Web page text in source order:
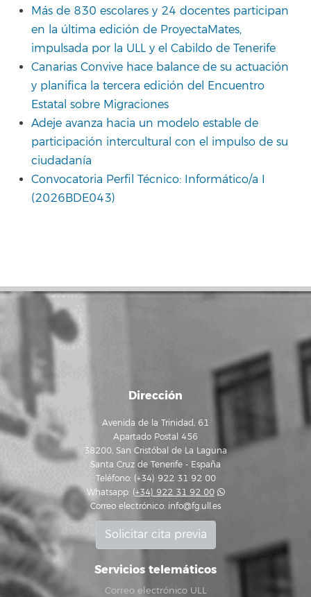
Más de 830 escolares y 24 docentes participan
en la última edición de ProyectaMates,
impulsada por la ULL y el Cabildo de Tenerife
Canarias Convive hace balance de su actuación
y planifica la tercera edición del Encuentro
Estatal sobre Migraciones
Adeje avanza hacia un modelo estable de
participación intercultural con el impulso de su
ciudadanía
Convocatoria Perfil Técnico: Informático/a I
(2026BDE043)
Dirección
Avenida de la Trinidad, 61
Apartado Postal 456
38200, San Cristóbal de La Laguna
Santa Cruz de Tenerife - España
Teléfono: (+34) 922 31 92 00
Whatsapp: (+34) 922 31 92 00
Correo electrónico: info@fg.ull.es
Solicitar cita previa
Servicios telemáticos
Correo electrónico ULL